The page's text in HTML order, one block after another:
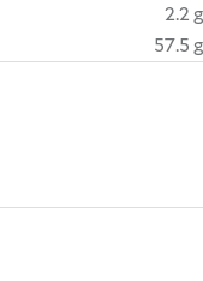
2.2 g
57.5 g